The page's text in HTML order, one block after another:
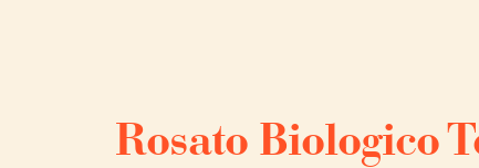
Rosato Biologico